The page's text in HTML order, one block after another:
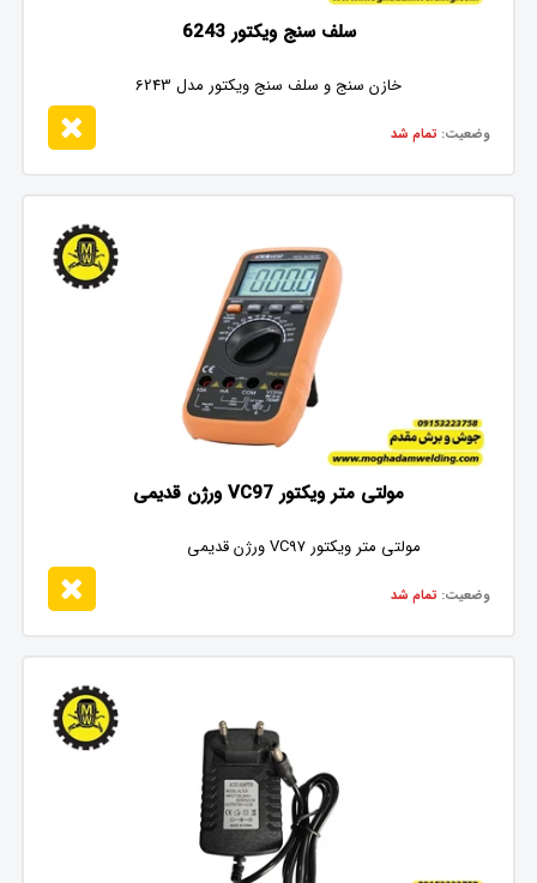
سلف سنج ویکتور 6243
خازن سنج و سلف سنج ویکتور مدل 6243
وضعیت: تمام شد
مولتی متر ویکتور VC97 ورژن قدیمی
مولتی متر ویکتور VC97 ورژن قدیمی
وضعیت: تمام شد